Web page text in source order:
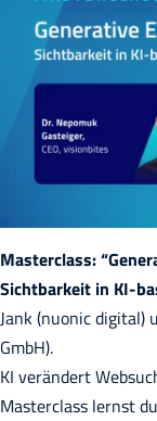
Masterclass:
Sichtbarkeit in KI-
Jank (nuonic digital)
GmbH).
KI verändert
Masterclass lernst